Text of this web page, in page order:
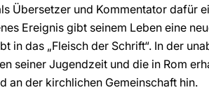
Übersetzer und Kommentator dafür
Ereignis gibt seinem Leben eine
in das „Fleisch der Schrift“. In der
seiner Jugendzeit und die in Rom
an der kirchlichen Gemeinschaft hin.